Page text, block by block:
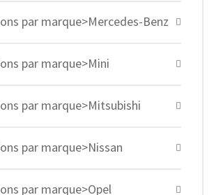
par marque>Mercedes-Benz
par marque>Mini
par marque>Mitsubishi
par marque>Nissan
par marque>Opel